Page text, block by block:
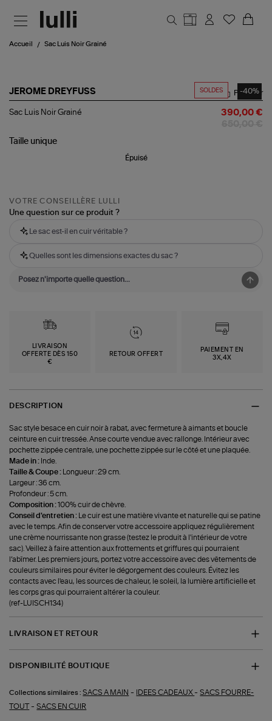
Accueil Sac Luis Noir Grainé
SOLDES -40%
JEROME DREYFUSS
Sac
Grainé
Partager
Sac Luis Noir Grainé 390,00 €
Taille unique
Épuisé
VOTRE CONSEILLÈRE LULLI
Une question sur ce produit ?
Le sac est-il en cuir véritable ?
Quelles sont les dimensions exactes du sac ?
LIVRAISON
OFFERTE DÈS 150
€
RETOUR OFFERT
PAIEMENT EN
3X,4X
DESCRIPTION
Sac style besace en cuir noir à rabat, avec fermeture à aimants et boucle
ceinture en cuir tressée. Anse courte vendue avec rallonge. Intérieur avec
pochette zippée centrale, une pochette zippée sur le côté et une plaquée.
Made in : Inde.
Taille & Coupe :
Longueur : 29 cm.
Largeur : 36 cm.
Profondeur : 5 cm.
Composition :100% cuir de chèvre.
Conseil d'entretien :
Le cuir est une matière vivante et naturelle qui se patine
avec le temps. Afin de conserver votre accessoire appliquez régulièrement
une crème nourrissante non grasse (testez le produit à l'intérieur de votre
sac). Veillez à faire attention aux frottements et griffures qui pourraient
l’abîmer. Les premiers jours, portez votre accessoire avec des vêtements de
couleurs similaires pour éviter le dégorgement des couleurs. Évitez les
contacts avec l'eau, les sources de chaleur, le soleil, la lumière artificielle et
les corps gras qui pourraient altérer la couleur.
(ref-LUISCH134)
LIVRAISON ET RETOUR
DISPONIBILITÉ BOUTIQUE
Collections similaires : SACS A MAIN - IDEES CADEAUX -SACS FOURRE-
TOUT-SACS EN CUIR